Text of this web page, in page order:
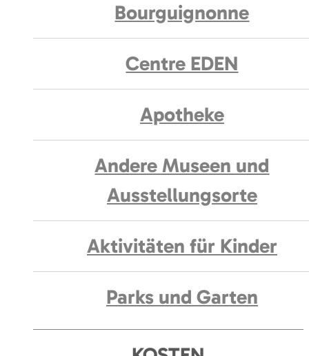
Bourguignonne
Centre EDEN
Apotheke
Andere Museen und
Ausstellungsorte
Aktivitäten für Kinder
Parks und Garten